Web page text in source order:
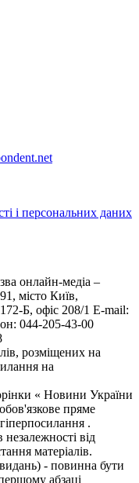
і персональних даних
онлайн-медіа –
місто Київ,
Б, офіс 208/1 E-mail:
044-205-43-00
розміщених на
на
« Новини України
пряме
.
від
матеріалів.
- повинна бути
абзаці